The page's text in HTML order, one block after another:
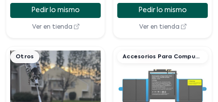
Pedir lo mismo
Ver en tienda
Pedir lo mismo
Ver en tienda
Otros Accesorios Para Computadora